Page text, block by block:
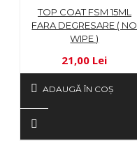
TOP COAT FSM 15ML
FARA DEGRESARE ( NO
WIPE )
21,00 Lei
ADAUGĂ ÎN COŞ